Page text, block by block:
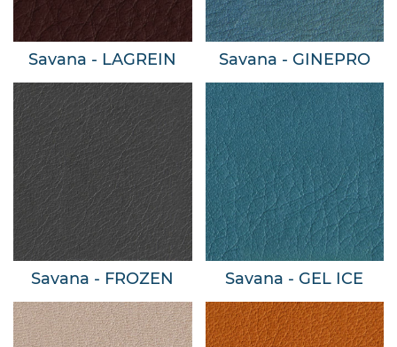
Savana - LAGREIN Savana - GINEPRO
Savana - FROZEN Savana - GEL ICE